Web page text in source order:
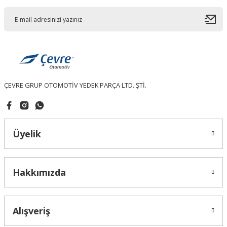
Bu ürüne benzer farklı alternatifler olmalı.
Gönder
ÇEVRE GRUP OTOMOTİV YEDEK PARÇA LTD. ŞTİ.
Üyelik
Hakkımızda
Alışveriş